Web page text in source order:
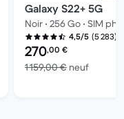
Galaxy S22+ 5G
Noir • 256 Go • SIM
4,5/5 (5 283)
Prix reconditionné :
270,00 €
1 159,00 € neufcontre